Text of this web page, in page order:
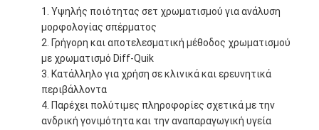
Υψηλής ποιότητας σετ χρωματισμού για ανάλυση
μορφολογίας σπέρματος
Γρήγορη και αποτελεσματική μέθοδος χρωματισμού
με χρωματισμό Diff-Quik
Κατάλληλο για χρήση σε κλινικά και ερευνητικά
περιβάλλοντα
Παρέχει πολύτιμες πληροφορίες σχετικά με την
ανδρική γονιμότητα και την αναπαραγωγική υγεία